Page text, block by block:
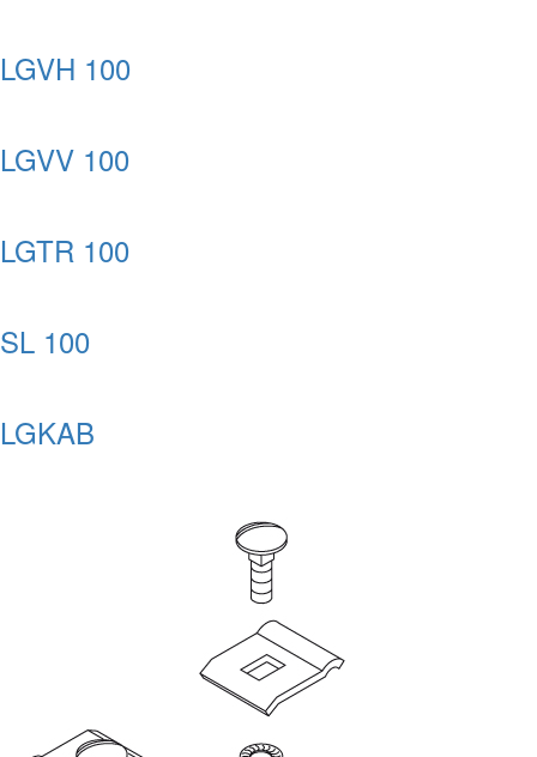
LGVH 100
LGVV 100
LGTR 100
SL 100
LGKAB